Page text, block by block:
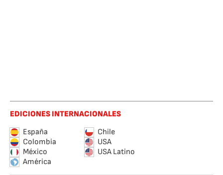
EDICIONES INTERNACIONALES
España
Chile
Colombia
USA
México
USA Latino
América